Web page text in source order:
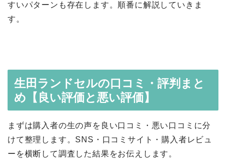
すいパターンも存在します。順番に解説していきま
す。
生田ランドセルの口コミ・評判まと
め【良い評価と悪い評価】
まずは購入者の生の声を良い口コミ・悪い口コミに分
けて整理します。SNS・口コミサイト・購入者レビュ
ーを横断して調査した結果をお伝えします。